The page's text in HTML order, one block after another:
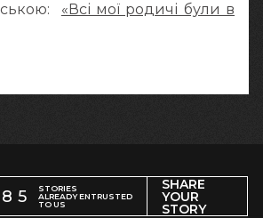
«Всі мої родичі були в
STORIES
ALREADY ENTRUSTED
TO US
SHARE
YOUR
STORY